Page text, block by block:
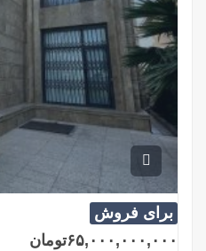
برای فروش
۶۵,۰۰۰,۰۰۰,۰۰۰تومان